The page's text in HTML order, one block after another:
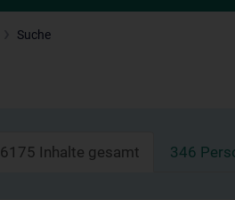
Suche
6175 Inhalte gesamt 346